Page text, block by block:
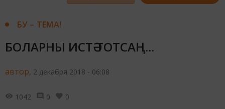
БУ – ТЕМА!
БОЛАРНЫ ИСТӘ ТОТСАҢ...
автор, 2 декабря 2018 - 06:08
1042 0 0